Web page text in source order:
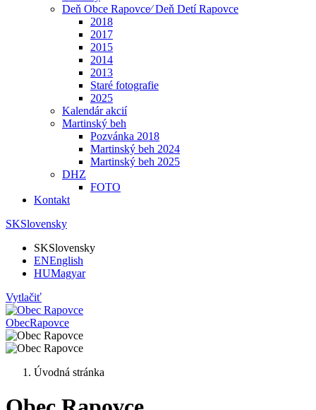
Deň Obce Rapovce⁄ Deň Detí Rapovce
2018
2017
2015
2014
2013
Staré fotografie
2025
Kalendár akcií
Martinský beh
Pozvánka 2018
Martinský beh 2024
Martinský beh 2025
DHZ
FOTO
Kontakt
SKSlovensky
SKSlovensky
ENEnglish
HUMagyar
Vytlačiť
ObecRapovce
Úvodná stránka